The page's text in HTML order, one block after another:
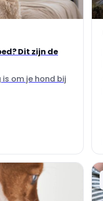
Dit zijn de
om je hond bij